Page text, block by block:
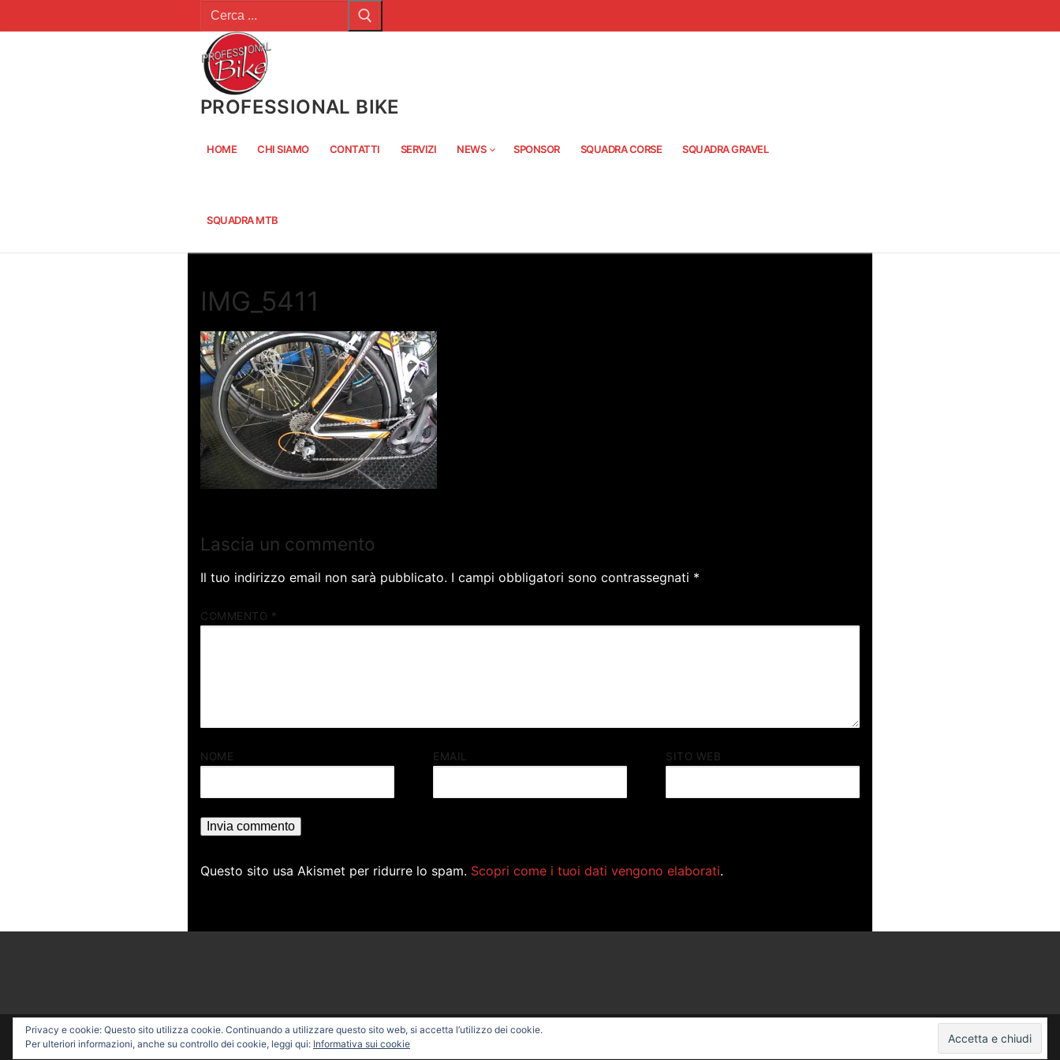
al
PROFESSIONAL BIKE
HOME CHI SIAMO CONTATTI SERVIZI NEWS SPONSOR SQUADRA CORSE SQUADRA GRAVEL
SQUADRA MTB
IMG_5411
Lascia un commento
Il tuo indirizzo email non sarà pubblicato. I campi obbligatori sono contrassegnati *
COMMENTO *
NOME EMAIL SITO WEB
Questo sito usa Akismet per ridurre lo spam. Scopri come i tuoi dati vengono elaborati.
Copyright © 2026 PROFESSIONAL BIKE – Powered by
Privacy e cookie: Questo sito utilizza cookie. Continuando a utilizzare questo sito web, si accetta l’utilizzo dei cookie.
Per ulteriori informazioni, anche su controllo dei cookie, leggi qui: Informativa sui cookie